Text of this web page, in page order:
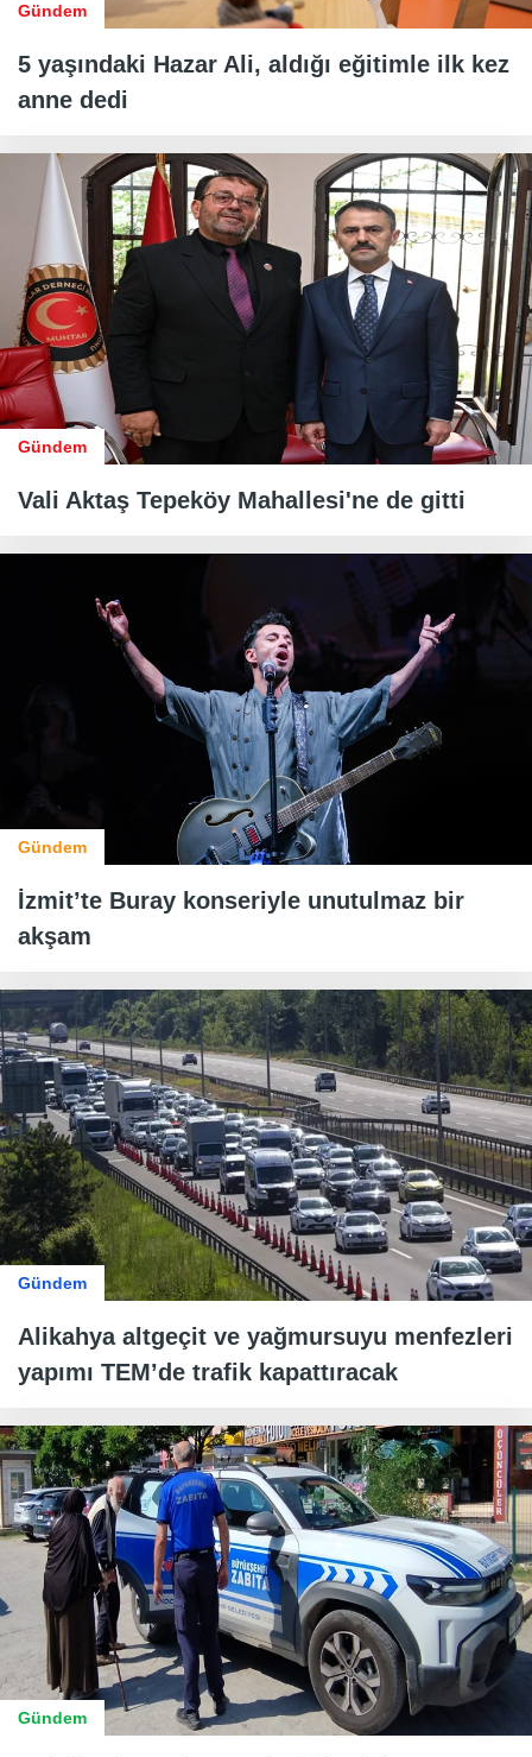
Gündem
5 yaşındaki Hazar Ali, aldığı eğitimle ilk kez
anne dedi
Gündem
Vali Aktaş Tepeköy Mahallesi'ne de gitti
Gündem
İzmit’te Buray konseriyle unutulmaz bir
akşam
Gündem
Alikahya altgeçit ve yağmursuyu menfezleri
yapımı TEM’de trafik kapattıracak
Gündem